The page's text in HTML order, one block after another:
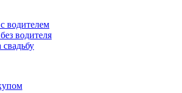
водителем
водителя